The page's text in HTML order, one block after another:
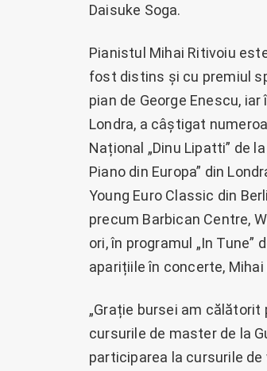
Daisuke Soga.
Pianistul Mihai Ritivoiu
fost distins și cu premiul
pian de George Enescu,
Londra, a câștigat
Național „Dinu Lipatti” de
Piano din Europa” din
Young Euro Classic din
precum Barbican Centre,
ori, în programul „In Tune”
aparițiile în concerte,
„Grație bursei am călătorit
cursurile de master de la
participarea la cursurile